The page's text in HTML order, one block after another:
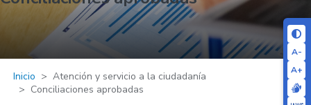
A-
A+
Inicio
Atención y servicio a la ciudadanía
Conciliaciones aprobadas